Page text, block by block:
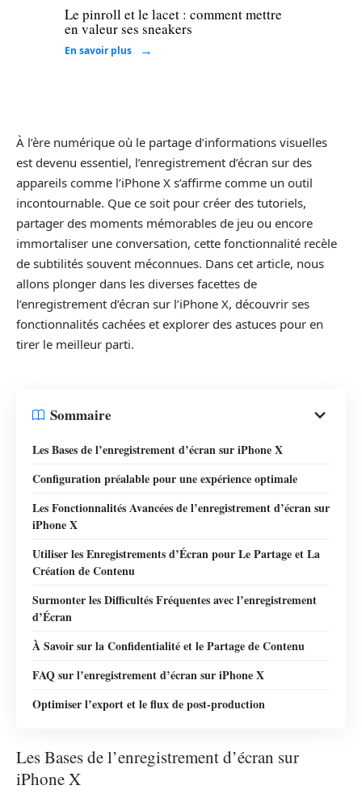
Le pinroll et le lacet : comment mettre
en valeur ses sneakers
En savoir plus
À l’ère numérique où le partage d’informations visuelles
est devenu essentiel, l’enregistrement d’écran sur des
appareils comme l’iPhone X s’affirme comme un outil
incontournable. Que ce soit pour créer des tutoriels,
partager des moments mémorables de jeu ou encore
immortaliser une conversation, cette fonctionnalité recèle
de subtilités souvent méconnues. Dans cet article, nous
allons plonger dans les diverses facettes de
l’enregistrement d’écran sur l’iPhone X, découvrir ses
fonctionnalités cachées et explorer des astuces pour en
tirer le meilleur parti.
Sommaire
Les Bases de l’enregistrement d’écran sur iPhone X
Configuration préalable pour une expérience optimale
Les Fonctionnalités Avancées de l’enregistrement d’écran sur
iPhone X
Utiliser les Enregistrements d’Écran pour Le Partage et La
Création de Contenu
Surmonter les Difficultés Fréquentes avec l’enregistrement
d’Écran
À Savoir sur la Confidentialité et le Partage de Contenu
FAQ sur l’enregistrement d’écran sur iPhone X
Optimiser l’export et le flux de post‑production
Les Bases de l’enregistrement d’écran sur
iPhone X